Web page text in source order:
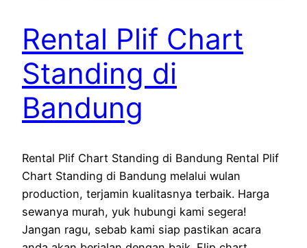
Rental Plif Chart
Standing di
Bandung
Rental Plif Chart Standing di Bandung Rental Plif
Chart Standing di Bandung melalui wulan
production, terjamin kualitasnya terbaik. Harga
sewanya murah, yuk hubungi kami segera!
Jangan ragu, sebab kami siap pastikan acara